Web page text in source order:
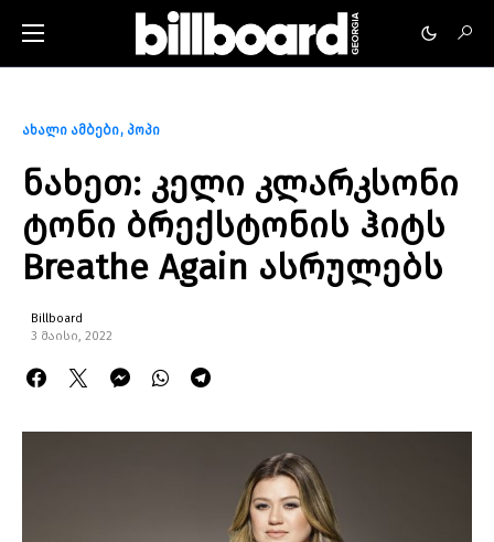
ახალი ამბები პოპი
ნახეთ: კელი კლარკსონი
ტონი ბრექსტონის ჰიტს
Breathe Again ასრულებს
Billboard
3 მაისი, 2022